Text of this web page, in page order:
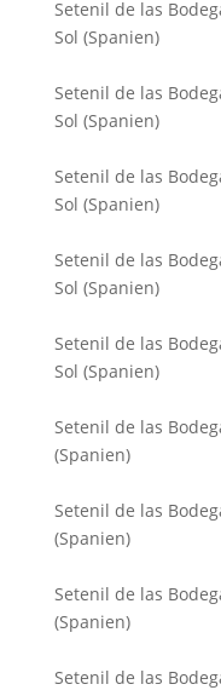
Setenil de las
Sol (Spanien)
Setenil de las
Sol (Spanien)
Setenil de las
Sol (Spanien)
Setenil de las
Sol (Spanien)
Setenil de las
Sol (Spanien)
Setenil de las
(Spanien)
Setenil de las
(Spanien)
Setenil de las
(Spanien)
Setenil de las